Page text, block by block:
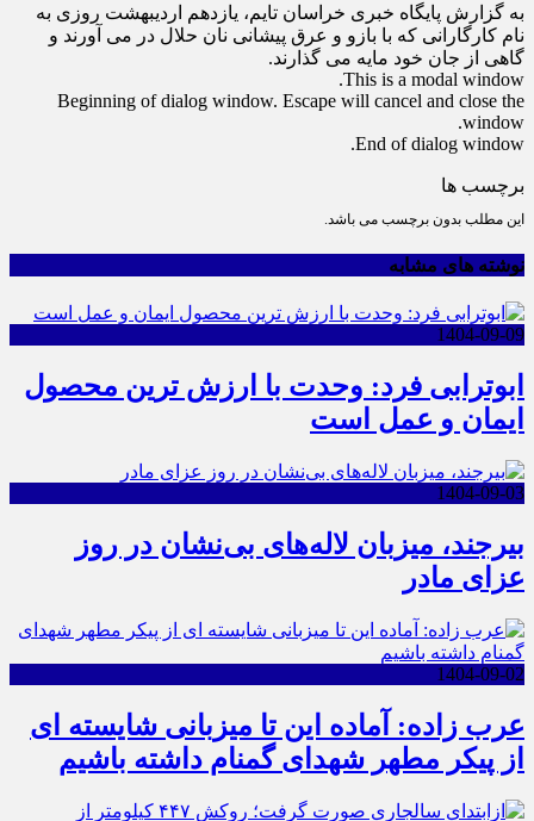
به گزارش پایگاه خبری خراسان تایم، یازدهم اردیبهشت روزی به
نام کارگارانی که با بازو و عرق پیشانی نان حلال در می آورند و
گاهی از جان خود مایه می‌ گذارند.
This is a modal window.
Beginning of dialog window. Escape will cancel and close the
window.
End of dialog window.
برچسب ها
این مطلب بدون برچسب می باشد.
نوشته های مشابه
1404-09-09
ابوترابی فرد: وحدت با ارزش ترین محصول
ایمان و عمل است
1404-09-03
بیرجند، میزبان لاله‌های بی‌نشان در روز
عزای مادر
1404-09-02
عرب زاده: آماده این تا میزبانی شایسته ای
از پیکر مطهر شهدای گمنام داشته باشیم